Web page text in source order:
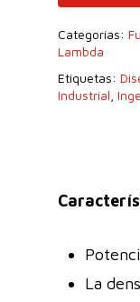
Categorías:
Lambda
Etiquetas:
Industrial
La